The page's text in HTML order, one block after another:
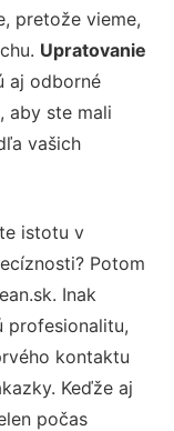
pretože vieme,
Upratovanie
aj odborné
aby ste mali
vašich
istotu v
Potom
Inak
profesionalitu,
kontaktu
Keďže aj
počas